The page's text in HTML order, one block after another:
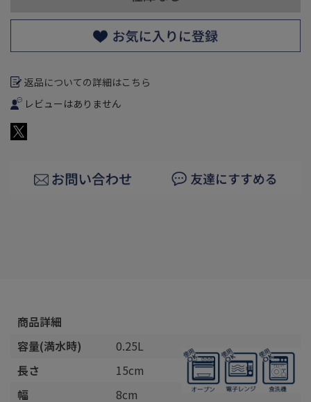
返品についての詳細はこちら
レビューはありません
商品詳細
容量(満水時)
0.25L
長さ
15cm
幅
8cm